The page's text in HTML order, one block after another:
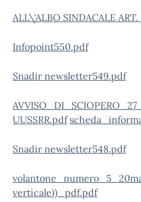
ALL\'ALBO SINDACALE
Infopoint550.pdf
Snadir newsletter549.pdf
UUSSRR.pdf
Snadir newsletter548.pdf
verticale))_pdf.pdf